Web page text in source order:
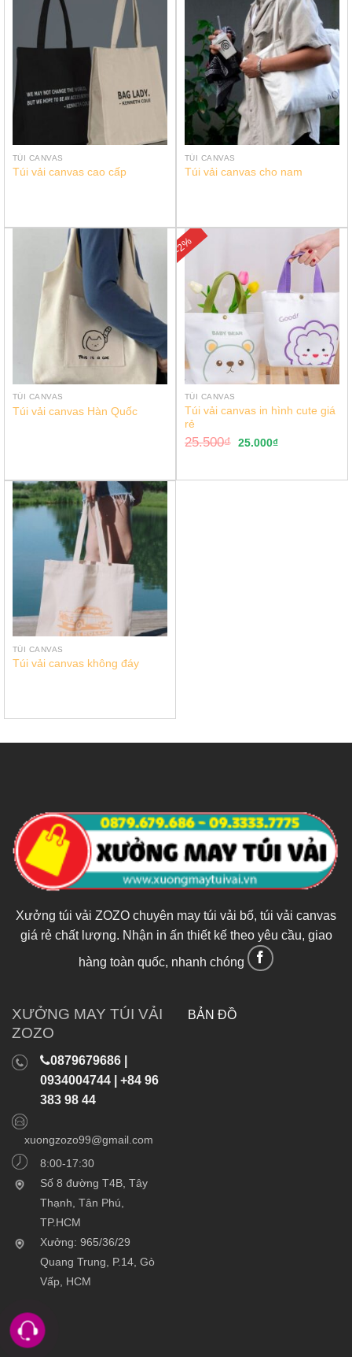
TÚI CANVAS
Túi vải canvas cao cấp
TÚI CANVAS
Túi vải canvas cho nam
TÚI CANVAS
Túi vải canvas Hàn Quốc
-2%
TÚI CANVAS
Túi vải canvas in hình cute giá
rẻ
25.500₫ 25.000₫
TÚI CANVAS
Túi vải canvas không đáy
Xưởng túi vải ZOZO chuyên may túi vải bố, túi vải canvas
giá rẻ chất lượng. Nhận in ấn thiết kế theo yêu cầu, giao
hàng toàn quốc, nhanh chóng
XƯỞNG MAY TÚI VẢI
ZOZO
0879679686 |
0934004744 | +84 96
383 98 44
xuongzozo99@gmail.com
8:00-17:30
Số 8 đường T4B, Tây
Thạnh, Tân Phú,
TP.HCM
Xưởng: 965/36/29
Quang Trung, P.14, Gò
Vấp, HCM
BẢN ĐỒ